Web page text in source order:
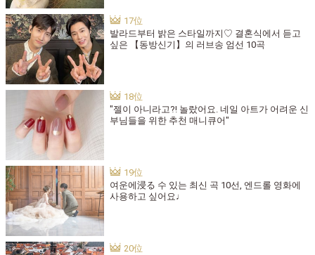
발라드부터 밝은 스타일까지♡ 결혼식에서 듣고
싶은 【동방신기】의 러브송 엄선 10곡
"젤이 아니라고?! 놀랐어요. 네일 아트가 어려운 신
부님들을 위한 추천 매니큐어"
여운에浸る 수 있는 최신 곡 10선, 엔드롤 영화에
사용하고 싶어요♩